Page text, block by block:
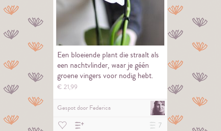
Een bloeiende plant die straalt als
een nachtvlinder, waar je géén
groene vingers voor nodig hebt.
€21,99
Gespot door Federica
7